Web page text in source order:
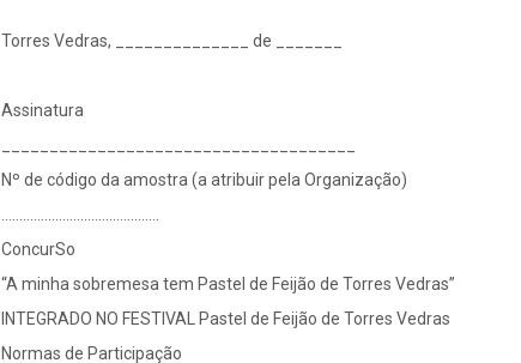
Torres Vedras, ______________ de _______
Assinatura
Nº de código da amostra (a atribuir pela Organização)
ConcurSo
“A minha sobremesa tem Pastel de Feijão de Torres Vedras”
INTEGRADO NO FESTIVAL Pastel de Feijão de Torres Vedras
Normas de Participação